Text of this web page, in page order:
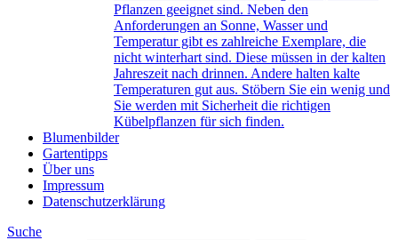
Pflanzen geeignet sind. Neben den
Anforderungen an Sonne, Wasser und
Temperatur gibt es zahlreiche Exemplare, die
nicht winterhart sind. Diese müssen in der kalten
Jahreszeit nach drinnen. Andere halten kalte
Temperaturen gut aus. Stöbern Sie ein wenig und
Sie werden mit Sicherheit die richtigen
Kübelpflanzen für sich finden.
Blumenbilder
Gartentipps
Über uns
Impressum
Datenschutzerklärung
Suche